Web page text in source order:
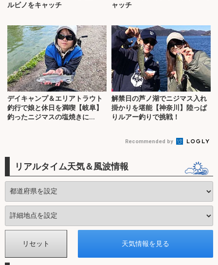
ルビノをキャッチ
ャッチ
デイキャンプ＆エリアトラウト
釣行で娘と休日を満喫【岐阜】
釣ったニジマスの塩焼きに...
解禁日の芦ノ湖でニジマス入れ
掛かりを堪能【神奈川】陸っぱ
りルアー釣りで挑戦！
Recommended by
リアルタイム天気＆風波情報